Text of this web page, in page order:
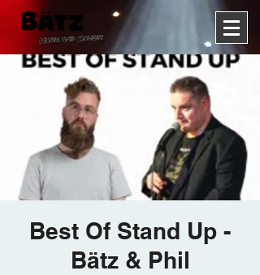
Best Of Stand Up -
Bätz & Phil